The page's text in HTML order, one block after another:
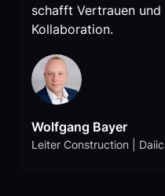
schafft Vertrauen
Kollaboration.
Wolfgang Bayer
Leiter Construction |